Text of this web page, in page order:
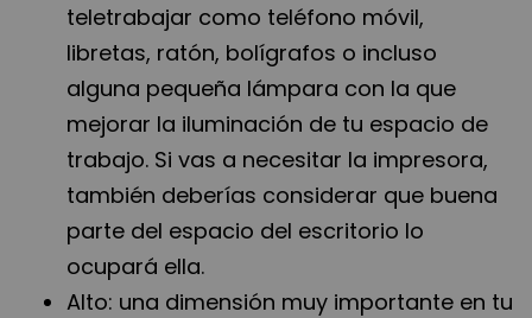
teletrabajar como teléfono móvil,
libretas, ratón, bolígrafos o incluso
alguna pequeña lámpara con la que
mejorar la iluminación de tu espacio de
trabajo. Si vas a necesitar la impresora,
también deberías considerar que buena
parte del espacio del escritorio lo
ocupará ella.
Alto: una dimensión muy importante en tu